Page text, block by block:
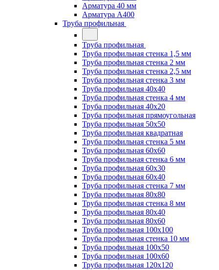
Арматура 40 мм
Арматура А400
Труба профильная
Труба профильная
Труба профильная стенка 1,5 мм
Труба профильная стенка 2 мм
Труба профильная стенка 2,5 мм
Труба профильная стенка 3 мм
Труба профильная 40х40
Труба профильная стенка 4 мм
Труба профильная 40х20
Труба профильная прямоугольная
Труба профильная 50х50
Труба профильная квадратная
Труба профильная стенка 5 мм
Труба профильная 60х60
Труба профильная стенка 6 мм
Труба профильная 60х30
Труба профильная 60х40
Труба профильная стенка 7 мм
Труба профильная 80х80
Труба профильная стенка 8 мм
Труба профильная 80х40
Труба профильная 80х60
Труба профильная 100х100
Труба профильная стенка 10 мм
Труба профильная 100х50
Труба профильная 100х60
Труба профильная 120х120